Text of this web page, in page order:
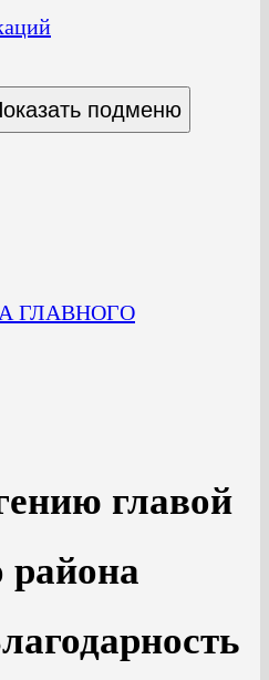
подменю
ГЛАВНОГО
главой